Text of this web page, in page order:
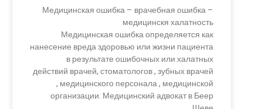
Медицинская ошибка – врачебная ошибка –
медицинскя халатность
Медицинская ошибка определяется как
нанесение вреда здоровью или жизни пациента
в результате ошибочных или халатных
действий врачей, стоматологов , зубных врачей
, медицинского персонала , медицинской
организации. Медицинский адвокат в Беер